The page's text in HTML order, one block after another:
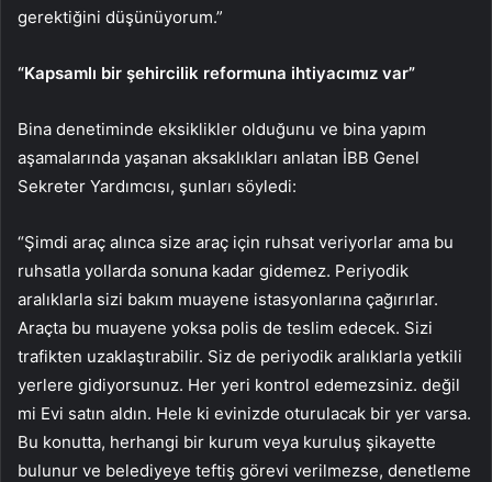
gerektiğini düşünüyorum.”
“Kapsamlı bir şehircilik reformuna ihtiyacımız var”
Bina denetiminde eksiklikler olduğunu ve bina yapım
aşamalarında yaşanan aksaklıkları anlatan İBB Genel
Sekreter Yardımcısı, şunları söyledi:
“Şimdi araç alınca size araç için ruhsat veriyorlar ama bu
ruhsatla yollarda sonuna kadar gidemez. Periyodik
aralıklarla sizi bakım muayene istasyonlarına çağırırlar.
Araçta bu muayene yoksa polis de teslim edecek. Sizi
trafikten uzaklaştırabilir. Siz de periyodik aralıklarla yetkili
yerlere gidiyorsunuz. Her yeri kontrol edemezsiniz. değil
mi Evi satın aldın. Hele ki evinizde oturulacak bir yer varsa.
Bu konutta, herhangi bir kurum veya kuruluş şikayette
bulunur ve belediyeye teftiş görevi verilmezse, denetleme